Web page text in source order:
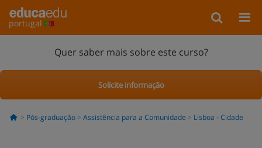
portugal
Quer saber mais sobre este curso?
Solicite informação
Pós-graduação Assistência para a Comunidade Lisboa - Cidade